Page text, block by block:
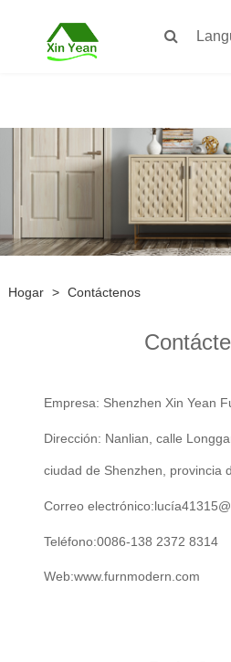
Hogar > Contáctenos
Empresa: Shenzhen Xin Yean
Dirección: Nanlian, calle
ciudad de Shenzhen, provincia
Correo electrónico:
Teléfono:0086-138 2372 8314
Web:www.furnmodern.com